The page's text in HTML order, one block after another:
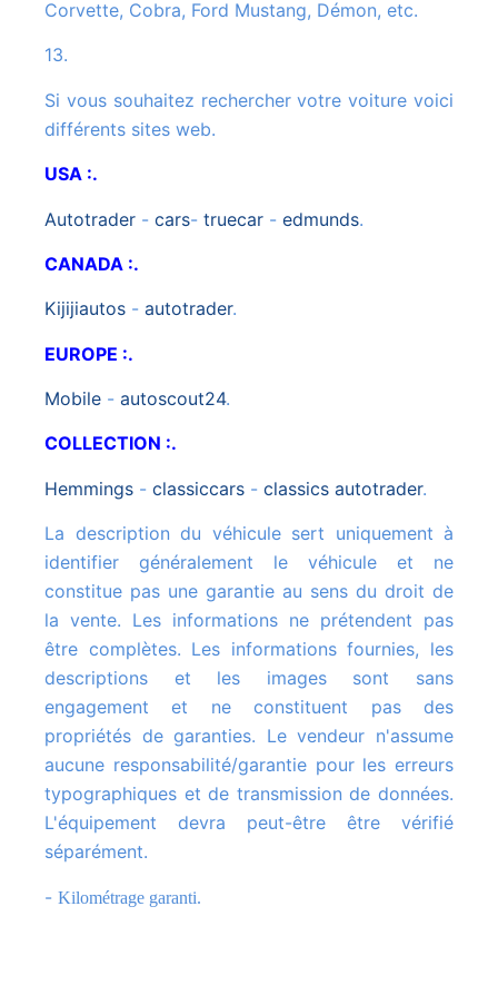
Corvette, Cobra, Ford Mustang, Démon, etc.
13.
Si vous souhaitez rechercher votre voiture voici
différents sites web.
USA :.
autotrader - cars- truecar - edmunds.
CANADA :.
kijijiautos - autotrader.
EUROPE :.
mobile - autoscout24.
COLLECTION :.
hemmings - classiccars - classics autotrader.
La description du véhicule sert uniquement à
identifier généralement le véhicule et ne
constitue pas une garantie au sens du droit de
la vente. Les informations ne prétendent pas
être complètes. Les informations fournies, les
descriptions et les images sont sans
engagement et ne constituent pas des
propriétés de garanties. Le vendeur n'assume
aucune responsabilité/garantie pour les erreurs
typographiques et de transmission de données.
L'équipement devra peut-être être vérifié
séparément.
Kilométrage garanti.